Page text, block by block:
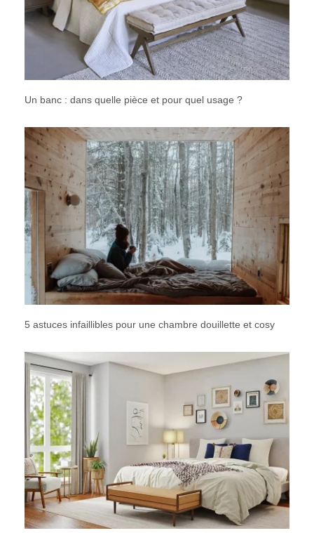
Un banc : dans quelle pièce et pour quel usage ?
5 astuces infaillibles pour une chambre douillette et cosy